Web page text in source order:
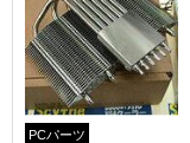
PCパーツ